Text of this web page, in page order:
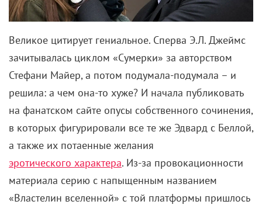
Великое цитирует гениальное. Сперва Э.Л. Джеймс
зачитывалась циклом «Сумерки» за авторством
Стефани Майер, а потом подумала-подумала – и
решила: а чем она-то хуже? И начала публиковать
на фанатском сайте опусы собственного сочинения,
в которых фигурировали все те же Эдвард с Беллой,
а также их потаенные желания
эротического характера. Из-за провокационности
материала серию с напыщенным названием
«Властелин вселенной» с той платформы пришлось